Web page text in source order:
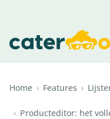
Home › Features ›
› Producteditor: het